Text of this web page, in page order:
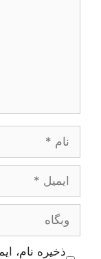
ایمیل
وبگاه
ذخیره نام،